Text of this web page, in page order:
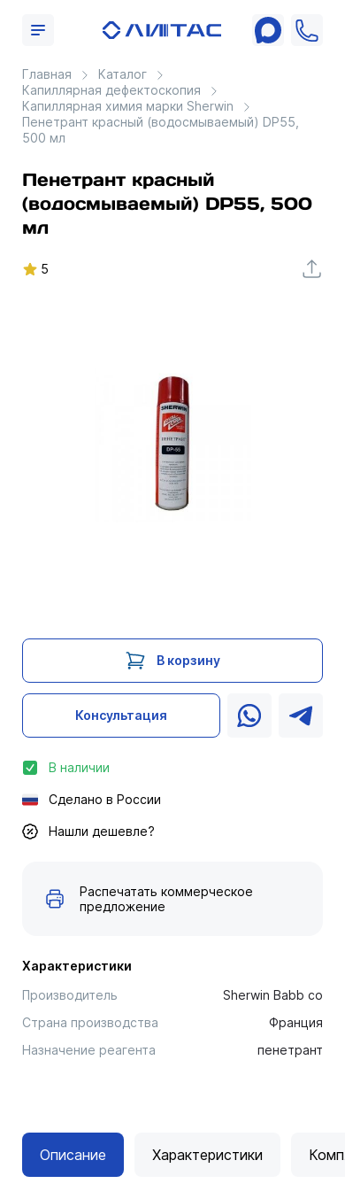
Главная
Каталог
Капиллярная дефектоскопия
Капиллярная химия марки Sherwin
Пенетрант красный (водосмываемый) DP55,
500 мл
Пенетрант красный
(водосмываемый) DP55, 500
мл
5
Характеристики
Производитель
Sherwin Babb co
Страна производства
Франция
Назначение реагента
пенетрант
В корзину
Консультация
В наличии
Сделано в России
Нашли дешевле?
Распечатать коммерческое
предложение
Описание Характеристики